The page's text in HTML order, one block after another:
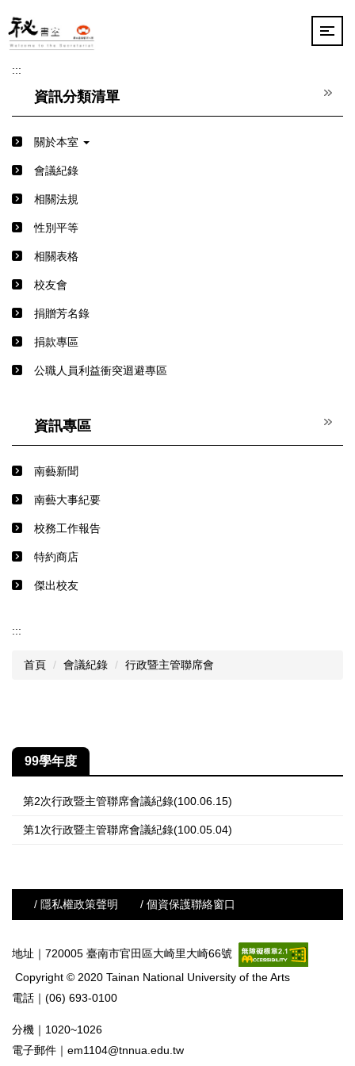
到
主
內
:::
資訊分類清單
關於本室
會議紀錄
相關法規
性別平等
相關表格
校友會
捐贈芳名錄
捐款專區
公職人員利益衝突迴避專區
資訊專區
南藝新聞
南藝大事紀要
校務工作報告
特約商店
傑出校友
:::
首頁 會議紀錄 行政暨主管聯席會
99學年度
第2次行政暨主管聯席會議紀錄(100.06.15)
第1次行政暨主管聯席會議紀錄(100.05.04)
/ 隱私權政策聲明 / 個資保護聯絡窗口
地址｜720005 臺南市官田區大崎里大崎66號
Copyright © 2020 Tainan National University of the Arts
電話｜(06) 693-0100
分機｜1020~1026
電子郵件｜ em1104@tnnua.edu.tw